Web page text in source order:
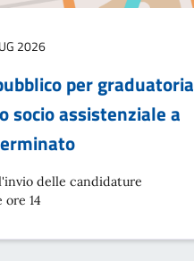
2026
per graduatoria
socio assistenziale a
delle candidature
14